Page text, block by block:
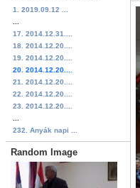
1. 2019.09.12 ...
17. 2014.12.31....
18. 2014.12.20....
19. 2014.12.20....
20. 2014.12.20....
21. 2014.12.20....
22. 2014.12.20....
23. 2014.12.20....
232. Anyák napi ...
Random Image